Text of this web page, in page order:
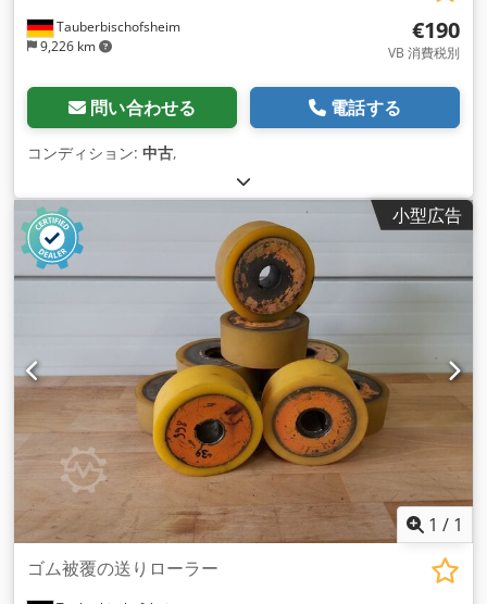
Tauberbischofsheim
9,226 km
€190
VB 消費税別
問い合わせる 電話する
コンディション: 中古,
小型広告
1 / 1
ゴム被覆の送りローラー